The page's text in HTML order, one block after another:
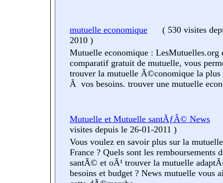
mutuelle economique ( 530 visites
2010 )
Mutuelle economique : LesMutuelles.org
comparatif gratuit de mutuelle, vous
trouver la mutuelle Ã©conomique la
Ã vos besoins. trouver une mutuelle
Mutuelle et Mutuelle santÃƒÂ© News
visites depuis le 26-01-2011 )
Vous voulez en savoir plus sur la
France ? Quels sont les remboursements
santÃ© et oÃ¹ trouver la mutuelle
besoins et budget ? News mutuelle vous